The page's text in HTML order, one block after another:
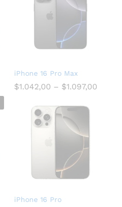
iPhone 16 Pro Max
$1.042,00 – $1.097,00
iPhone 16 Pro